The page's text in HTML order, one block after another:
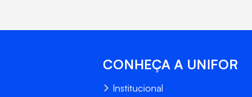
CONHEÇA A UNIFOR
Institucional